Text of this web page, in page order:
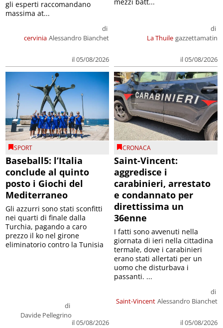
cervinia
di
Alessandro Bianchet
il 05/08/2026
gli esperti raccomandano
massima at...
La Thuile
di
gazzettamatin
il 05/08/2026
SPORT
Baseball5: l’Italia
conclude al quinto
posto i Giochi del
Mediterraneo
di
Davide Pellegrino
il 05/08/2026
Gli azzurri sono stati sconfitti
nei quarti di finale dalla
Turchia, pagando a caro
prezzo il ko nel girone
eliminatorio contro la Tunisia
CRONACA
Saint-Vincent:
aggredisce i
carabinieri, arrestato
e condannato per
direttissima un
36enne
Saint-Vincent
di
Alessandro Bianchet
il 05/08/2026
I fatti sono avvenuti nella
giornata di ieri nella cittadina
termale, dove i carabinieri
erano stati allertati per un
uomo che disturbava i
passanti. ...